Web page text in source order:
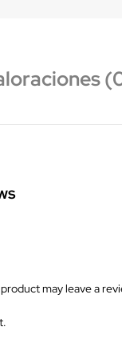
may leave a